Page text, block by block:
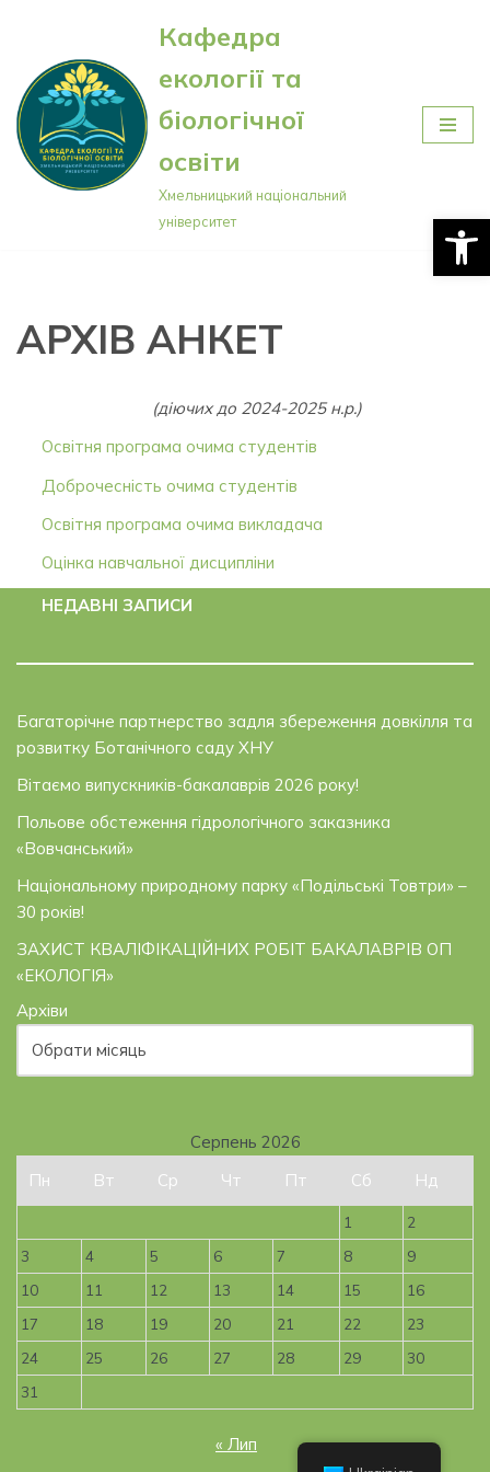
Перейти
до
вмісту
Кафедра
екології та
біологічної
освіти
Хмельницький національний
університет
АРХІВ АНКЕТ
(діючих до 2024-2025 н.р.)
Освітня програма очима студентів
Доброчесність очима студентів
Освітня програма очима викладача
Оцінка навчальної дисципліни
НЕДАВНІ ЗАПИСИ
Багаторічне партнерство задля збереження довкілля та
розвитку Ботанічного саду ХНУ
Вітаємо випускників-бакалаврів 2026 року!
Польове обстеження гідрологічного заказника
«Вовчанський»
Національному природному парку «Подільські Товтри» –
30 років!
ЗАХИСТ КВАЛІФІКАЦІЙНИХ РОБІТ БАКАЛАВРІВ ОП
«ЕКОЛОГІЯ»
Архіви
Серпень 2026
Пн
Вт Ср Чт Пт Сб Нд
1
2
3
4 5 6 7 8
9
10
11 12 13 14 15
16
17
18 19 20 21 22
23
24
25 26 27 28 29
30
31
« Лип